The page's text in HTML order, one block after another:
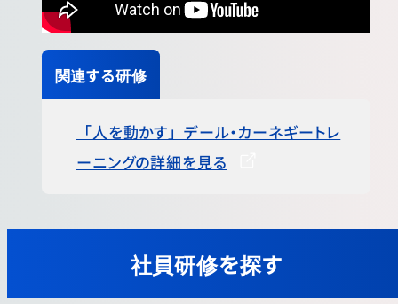
関連する研修
「人を動かす」デール・カーネギートレ
ーニングの詳細を見る
社員研修を探す